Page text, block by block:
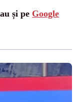
și pe Google